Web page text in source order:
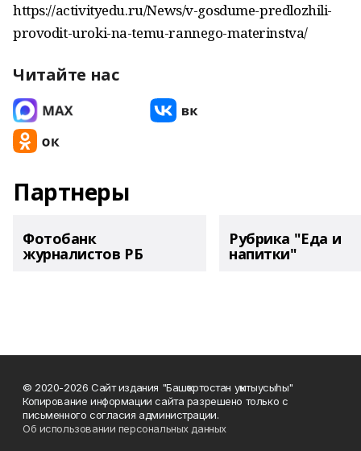
https://activityedu.ru/News/v-gosdume-predlozhili-
provodit-uroki-na-temu-rannego-materinstva/
Читайте нас
Партнеры
Фотобанк
журналистов РБ
Рубрика "Еда и
напитки"
© 2020-2026 Сайт издания "Башҡортостан уҡытыусыһы"
Копирование информации сайта разрешено только с
письменного согласия администрации.
Об использовании персональных данных